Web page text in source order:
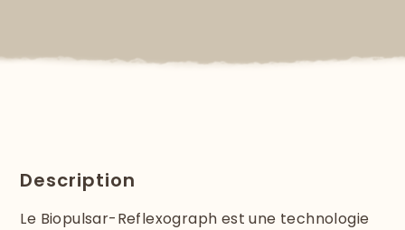
Description
Le Biopulsar-Reflexograph est une technologie